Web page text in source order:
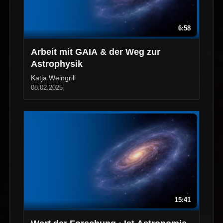
6:58
Arbeit mit GAIA & der Weg zur
Astrophysik
Katja Weingrill
08.02.2025
15:41